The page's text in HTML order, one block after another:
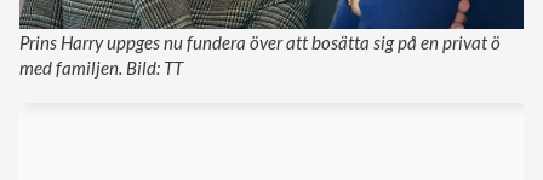
Prins Harry uppges nu fundera över att bosätta sig på en privat ö
med familjen. Bild: TT